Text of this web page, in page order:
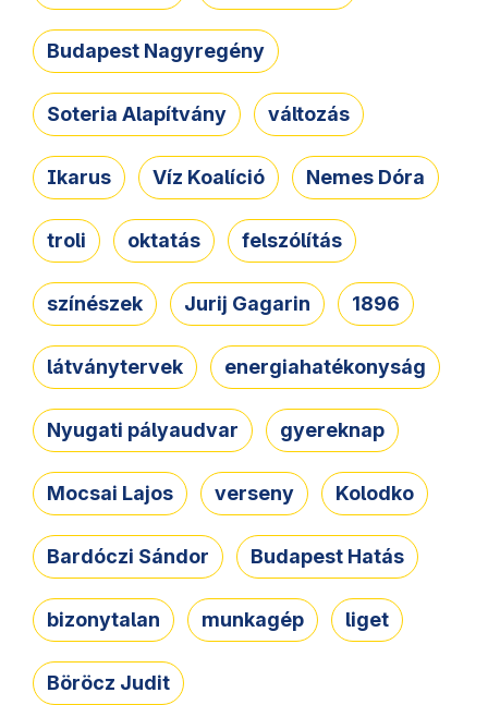
Budapest Nagyregény
Soteria Alapítvány változás
Ikarus Víz Koalíció Nemes Dóra
troli oktatás felszólítás
színészek Jurij Gagarin 1896
látványtervek energiahatékonyság
Nyugati pályaudvar gyereknap
Mocsai Lajos verseny Kolodko
Bardóczi Sándor Budapest Hatás
bizonytalan munkagép liget
Böröcz Judit